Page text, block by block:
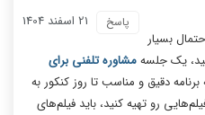
21 اسفند 1404 پاسخ
بسیار
یک جلسهمشاوره تلفنی برای
برنامه دقیق و مناسب تا روز کنکور به
رو تهیه کنید، باید فیلم‌های